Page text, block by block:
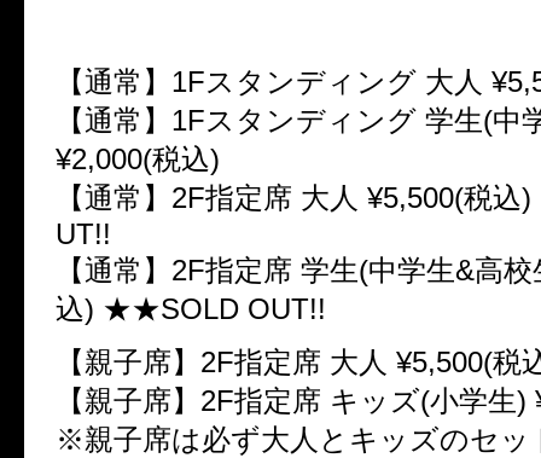
【通常】1Fスタンディング 大人
【通常】1Fスタンディング 学生(中
¥2,000(税込)
【通常】2F指定席 大人 ¥5,500(税
UT!!
【通常】2F指定席 学生(中学生&高
込) ★★SOLD OUT!!
【親子席】2F指定席 大人 ¥5,500(税
【親子席】2F指定席 キッズ(小学生)
※親子席は必ず大人とキッズのセッ